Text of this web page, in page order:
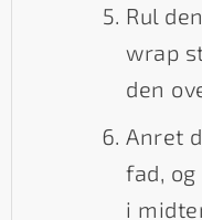
Rul
wrap
den
Anret
fad,
i